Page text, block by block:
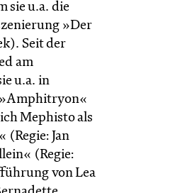
sie u.a. die
»Der
Seit der
am
u.a. in
»Amphitryon«
Mephisto als
(Regie: Jan
(Regie:
von Lea